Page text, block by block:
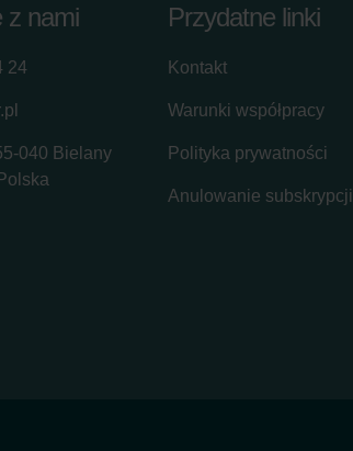
z nami
24
040 Bielany
Przydatne linki
Kontakt
Warunki współpracy
Polityka prywatności
Anulowanie subskrypcji